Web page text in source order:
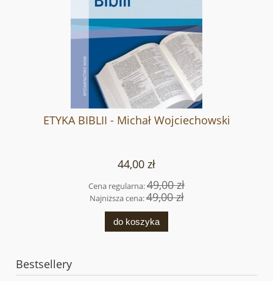
ETYKA BIBLII - Michał Wojciechowski
44,00 zł
Cena regularna:49,00 zł
Najniższa cena:49,00 zł
do koszyka
Bestsellery